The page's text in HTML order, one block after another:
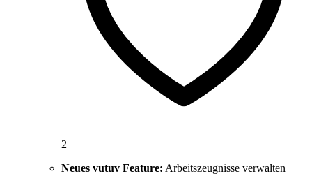
2
Neues vutuv Feature: Arbeitszeugnisse verwalten